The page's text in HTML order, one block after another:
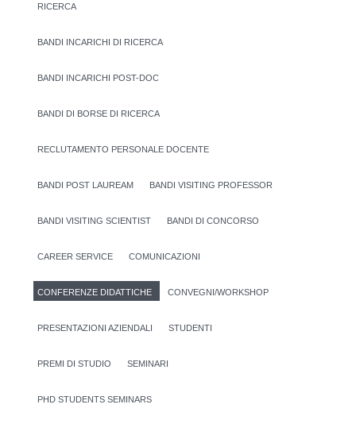
RICERCA
BANDI INCARICHI DI RICERCA
BANDI INCARICHI POST-DOC
BANDI DI BORSE DI RICERCA
RECLUTAMENTO PERSONALE DOCENTE
BANDI POST LAUREAM BANDI VISITING PROFESSOR
BANDI VISITING SCIENTIST BANDI DI CONCORSO
CAREER SERVICE COMUNICAZIONI
CONFERENZE DIDATTICHE CONVEGNI/WORKSHOP
PRESENTAZIONI AZIENDALI STUDENTI
PREMI DI STUDIO SEMINARI
PHD STUDENTS SEMINARS